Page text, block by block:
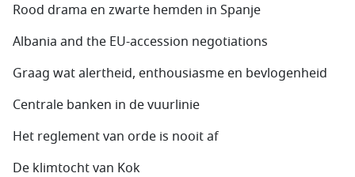
Rood drama en zwarte hemden in Spanje
Albania and the EU-accession negotiations
Graag wat alertheid, enthousiasme en bevlogenheid
Centrale banken in de vuurlinie
Het reglement van orde is nooit af
De klimtocht van Kok